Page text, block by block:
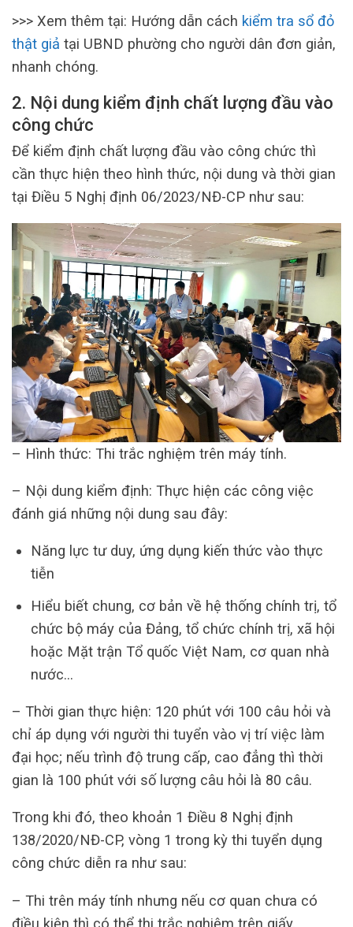
>>> Xem thêm tại: Hướng dẫn cách kiểm tra sổ đỏ
thật giả tại UBND phường cho người dân đơn giản,
nhanh chóng.
2. Nội dung kiểm định chất lượng đầu vào
công chức
Để kiểm định chất lượng đầu vào công chức thì
cần thực hiện theo hình thức, nội dung và thời gian
tại Điều 5 Nghị định 06/2023/NĐ-CP như sau:
– Hình thức: Thi trắc nghiệm trên máy tính.
– Nội dung kiểm định: Thực hiện các công việc
đánh giá những nội dung sau đây:
Năng lực tư duy, ứng dụng kiến thức vào thực
tiễn
Hiểu biết chung, cơ bản về hệ thống chính trị, tổ
chức bộ máy của Đảng, tổ chức chính trị, xã hội
hoặc Mặt trận Tổ quốc Việt Nam, cơ quan nhà
nước…
– Thời gian thực hiện: 120 phút với 100 câu hỏi và
chỉ áp dụng với người thi tuyển vào vị trí việc làm
đại học; nếu trình độ trung cấp, cao đẳng thì thời
gian là 100 phút với số lượng câu hỏi là 80 câu.
Trong khi đó, theo khoản 1 Điều 8 Nghị định
138/2020/NĐ-CP, vòng 1 trong kỳ thi tuyển dụng
công chức diễn ra như sau:
– Thi trên máy tính nhưng nếu cơ quan chưa có
điều kiện thì có thể thi trắc nghiệm trên giấy.